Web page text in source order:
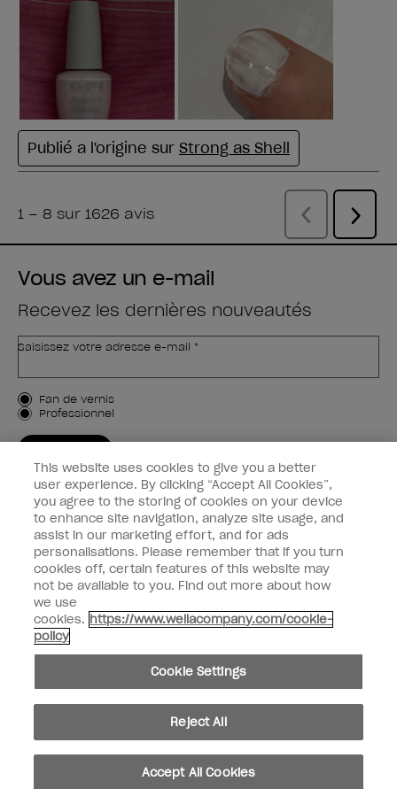
Vous avez un e-mail
Recevez les dernières nouveautés
Saisissez votre adresse e-mail *
Type de client
Fan de vernis
Professionnel
Informations clients
Connectez-Vous
facebookinstagramyoutube
Ne pas partager ou vendre des informations personnelles
Loi californienne sur la transparence des chaînes d'approvisionnement
© Copyright 2024, Wella Operations US LLC, Tous droits réservés.
This website uses cookies to give you a better
user experience. By clicking “Accept All Cookies”,
you agree to the storing of cookies on your device
to enhance site navigation, analyze site usage, and
assist in our marketing effort, and for ads
personalisations. Please remember that if you turn
cookies off, certain features of this website may
not be available to you. Find out more about how
we use
cookies. https://www.wellacompany.com/cookie-
policy
Cookie Settings
Reject All
Accept All Cookies